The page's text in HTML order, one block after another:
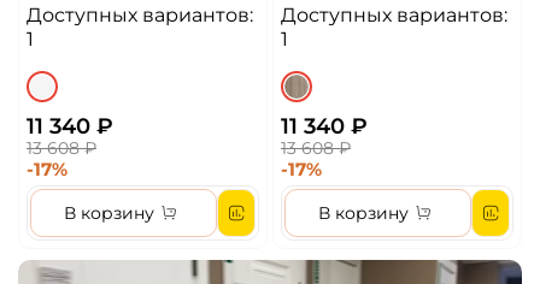
Доступных вариантов:
1
11 340 ₽
13 608 ₽
-17%
В корзину
Доступных вариантов:
1
11 340 ₽
13 608 ₽
-17%
В корзину